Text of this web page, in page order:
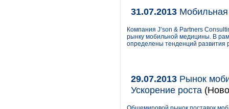
31.07.2013
Компания J’son & Partners
рынку мобильной медицины. В
определены тенденций развития
29.07.2013 Рынок
Ускорение роста